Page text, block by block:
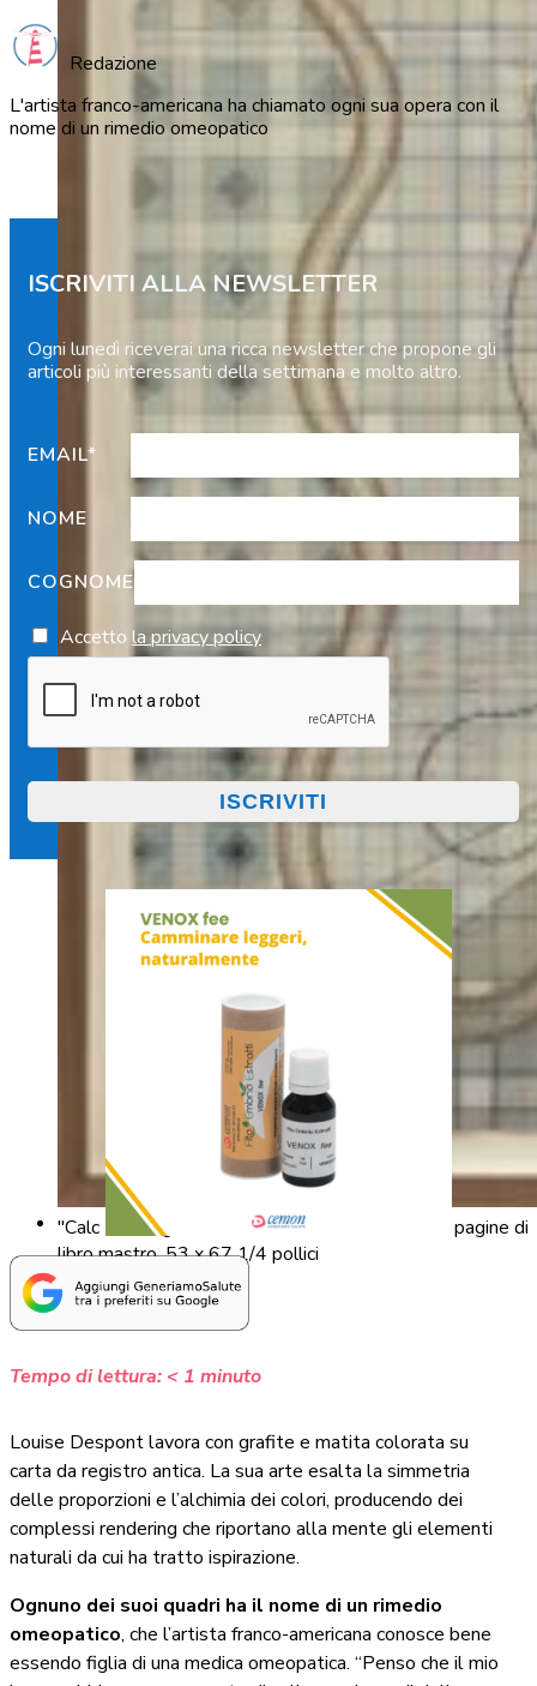
"Calc Fluor", grafite e matita colorata su antiche pagine di
libro mastro, 53 x 67 1/4 pollici
Redazione
L'artista franco-americana ha chiamato ogni sua opera con il
nome di un rimedio omeopatico
ISCRIVITI ALLA NEWSLETTER
Ogni lunedì riceverai una ricca newsletter che propone gli
articoli più interessanti della settimana e molto altro.
EMAIL*
NOME
COGNOME
Accetto la privacy policy
Tempo di lettura: < 1 minuto
Louise Despont lavora con grafite e matita colorata su
carta da registro antica. La sua arte esalta la simmetria
delle proporzioni e l’alchimia dei colori, producendo dei
complessi rendering che riportano alla mente gli elementi
naturali da cui ha tratto ispirazione.
Ognuno dei suoi quadri ha il nome di un rimedio
omeopatico, che l’artista franco-americana conosce bene
essendo figlia di una medica omeopatica. “Penso che il mio